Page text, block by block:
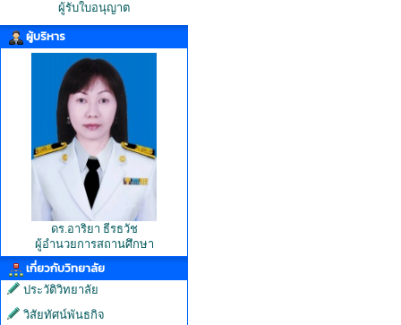
ผู้รับใบอนุญาต
ผู้บริหาร
ดร.อาริยา ธีรธวัช
ผู้อำนวยการสถานศึกษา
เกี่ยวกับวิทยาลัย
ประวัติวิทยาลัย
วิสัยทัศน์พันธกิจ